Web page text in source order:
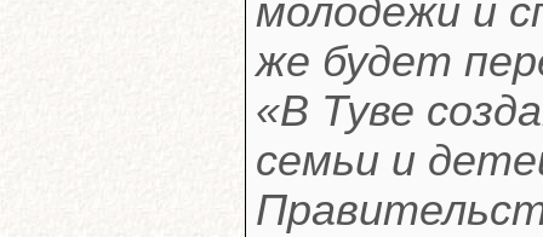
молодежи и
же будет
«В Туве
семьи и